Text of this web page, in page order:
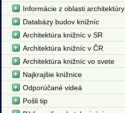
Informácie z oblasti architektúry
Databázy budov knižníc
Architektúra knižníc v SR
Architektúra knižníc v ČR
Architektúra knižníc vo svete
Najkrajšie knižnice
Odporúčané videá
Pošli tip